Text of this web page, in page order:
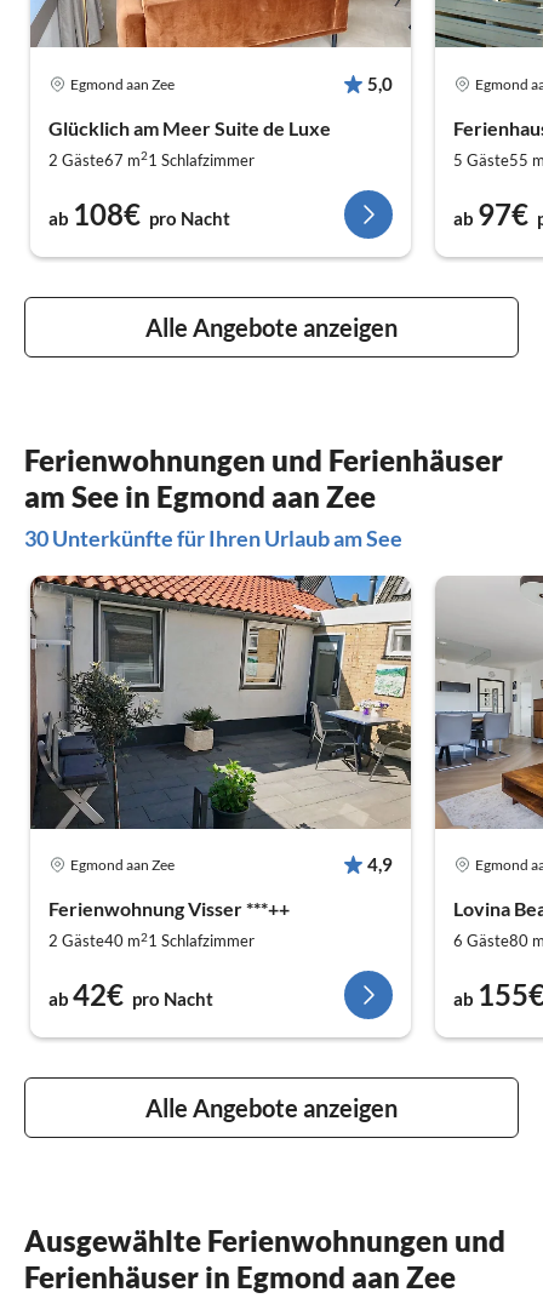
Egmond aan Zee 5,0
Glücklich am Meer Suite de Luxe
2 Gäste67 m21 Schlafzimmer
ab 108€ pro Nacht
Egmond
5 Gäste55
ab 97€
Alle Angebote anzeigen
Ferienwohnungen und Ferienhäuser
am See in Egmond aan Zee
30 Unterkünfte für Ihren Urlaub am See
Egmond aan Zee 4,9
Ferienwohnung Visser ***++
2 Gäste40 m21 Schlafzimmer
ab 42€ pro Nacht
Egmond
Lovina
6 Gäste80
ab
Alle Angebote anzeigen
Ausgewählte Ferienwohnungen und
Ferienhäuser in Egmond aan Zee